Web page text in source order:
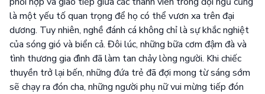
là một yếu tố quan trọng để họ có thể vươn xa trên đại
dương. Tuy nhiên, nghề đánh cá không chỉ là sự khắc nghiệt
của sóng gió và biển cả. Đôi lúc, những bữa cơm đậm đà và
tình thương gia đình đã làm tan chảy lòng người. Khi chiếc
thuyền trở lại bến, những đứa trẻ đã đợi mong từ sáng sớm
sẽ chạy ra đón cha, những người phụ nữ vui mừng tiếp đón